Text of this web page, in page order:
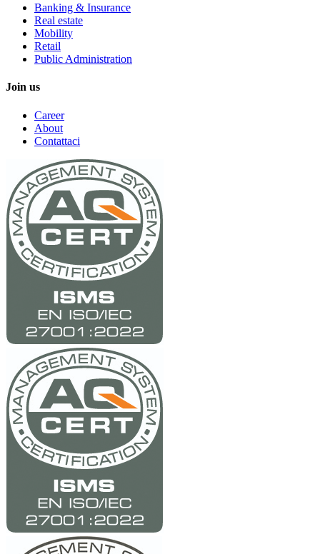
Banking & Insurance
Real estate
Mobility
Retail
Public Administration
Join us
Career
About
Contattaci